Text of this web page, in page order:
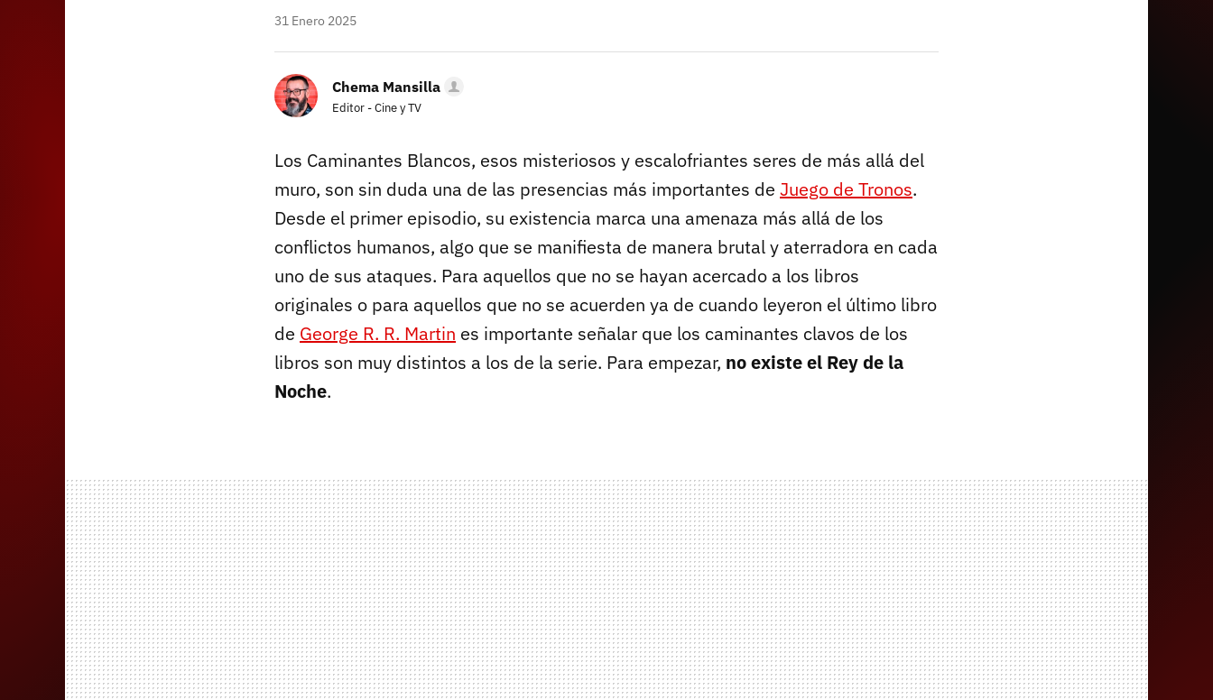
31 Enero 2025
Chema Mansilla
Editor - Cine y TV
Los Caminantes Blancos, esos misteriosos y escalofriantes seres de más allá del
muro, son sin duda una de las presencias más importantes de Juego de Tronos.
Desde el primer episodio, su existencia marca una amenaza más allá de los
conflictos humanos, algo que se manifiesta de manera brutal y aterradora en cada
uno de sus ataques. Para aquellos que no se hayan acercado a los libros
originales o para aquellos que no se acuerden ya de cuando leyeron el último libro
de George R. R. Martin es importante señalar que los caminantes clavos de los
libros son muy distintos a los de la serie. Para empezar, no existe el Rey de la
Noche.